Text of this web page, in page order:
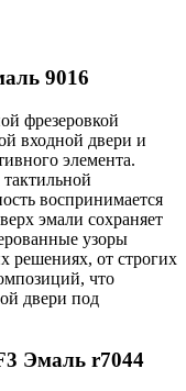
9016
фрезеровкой
входной двери и
элемента.
воспринимается
эмали сохраняет
узоры
решениях, от строгих
что
двери под
Эмаль r7044